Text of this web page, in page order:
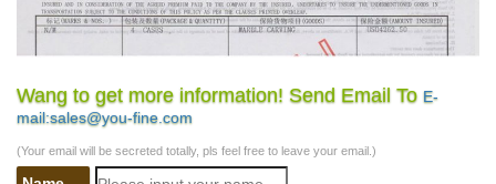
Wang to get more information! Send Email To E-
mail:sales@you-fine.com
(Your email will be secreted totally, pls feel free to leave your email.)